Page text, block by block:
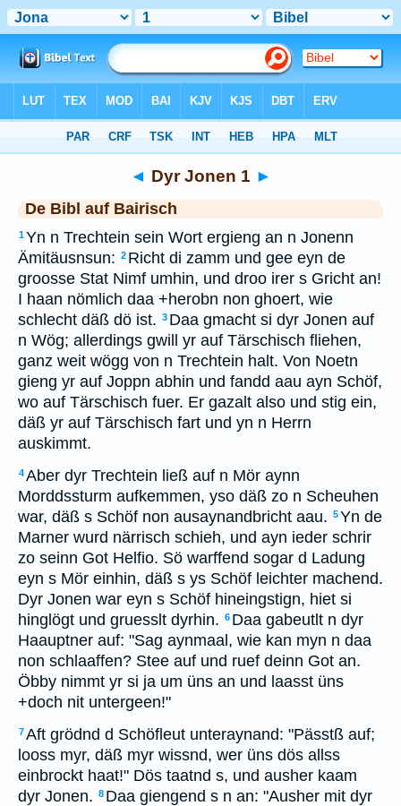
◄ Dyr Jonen 1 ►
De Bibl auf Bairisch
1Yn n Trechtein sein Wort ergieng an n Jonenn
Ämitäusnsun: 2 Richt di zamm und gee eyn de
groosse Stat Nimf umhin, und droo irer s Gricht an!
I haan nömlich daa +herobn non ghoert, wie
schlecht däß dö ist. 3 Daa gmacht si dyr Jonen auf
n Wög; allerdings gwill yr auf Tärschisch fliehen,
ganz weit wögg von n Trechtein halt. Von Noetn
gieng yr auf Joppn abhin und fandd aau ayn Schöf,
wo auf Tärschisch fuer. Er gazalt also und stig ein,
däß yr auf Tärschisch fart und yn n Herrn
auskimmt.
4Aber dyr Trechtein ließ auf n Mör aynn
Morddssturm aufkemmen, yso däß zo n Scheuhen
war, däß s Schöf non ausaynandbricht aau. 5Yn de
Marner wurd närrisch schieh, und ayn ieder schrir
zo seinn Got Helfio. Sö warffend sogar d Ladung
eyn s Mör einhin, däß s ys Schöf leichter machend.
Dyr Jonen war eyn s Schöf hineingstign, hiet si
hinglögt und gruesslt dyrhin. 6 Daa gabeutlt n dyr
Haauptner auf: "Sag aynmaal, wie kan myn n daa
non schlaaffen? Stee auf und ruef deinn Got an.
Öbby nimmt yr si ja um üns an und laasst üns
+doch nit untergeen!"
7Aft grödnd d Schöfleut unteraynand: "Pässtß auf;
looss myr, däß myr wissnd, wer üns dös allss
einbrockt haat!" Dös taatnd s, und ausher kaam
dyr Jonen. 8 Daa giengend s n an: "Ausher mit dyr